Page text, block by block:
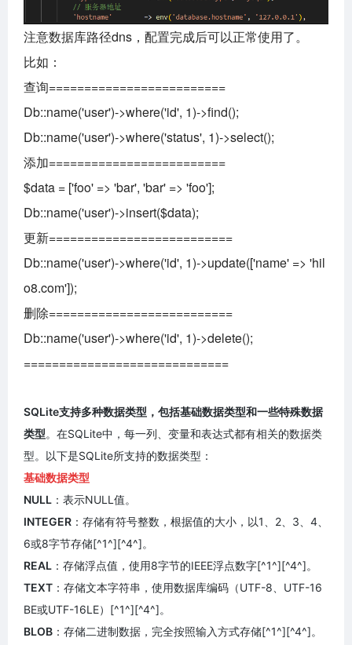
注意数据库路径dns，配置完成后可以正常使用了。
比如：
查询=========================
Db::name('user')->where('id', 1)->find();
Db::name('user')->where('status', 1)->select();
添加=========================
$data = ['foo' => 'bar', 'bar' => 'foo'];
Db::name('user')->insert($data);
更新==========================
Db::name('user')->where('id', 1)->update(['name' => 'hil
o8.com']);
删除==========================
Db::name('user')->where('id', 1)->delete();
=============================
SQLite支持多种数据类型，包括基础数据类型和一些特殊数据
类型。在SQLite中，每一列、变量和表达式都有相关的数据类
型。以下是SQLite所支持的数据类型：
基础数据类型
NULL ：表示NULL值。
INTEGER ：存储有符号整数，根据值的大小，以1、2、3、4、
6或8字节存储[^1^][^4^]。
REAL ：存储浮点值，使用8字节的IEEE浮点数字[^1^][^4^]。
TEXT ：存储文本字符串，使用数据库编码（UTF-8、UTF-16
BE或UTF-16LE）[^1^][^4^]。
BLOB ：存储二进制数据，完全按照输入方式存储[^1^][^4^]。